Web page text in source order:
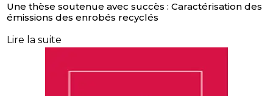
Une thèse soutenue avec succès : Caractérisation des
émissions des enrobés recyclés
Lire la suite